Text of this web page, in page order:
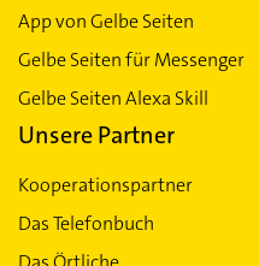
App von Gelbe Seiten
Gelbe Seiten für Messenger
Gelbe Seiten Alexa Skill
Unsere Partner
Kooperationspartner
Das Telefonbuch